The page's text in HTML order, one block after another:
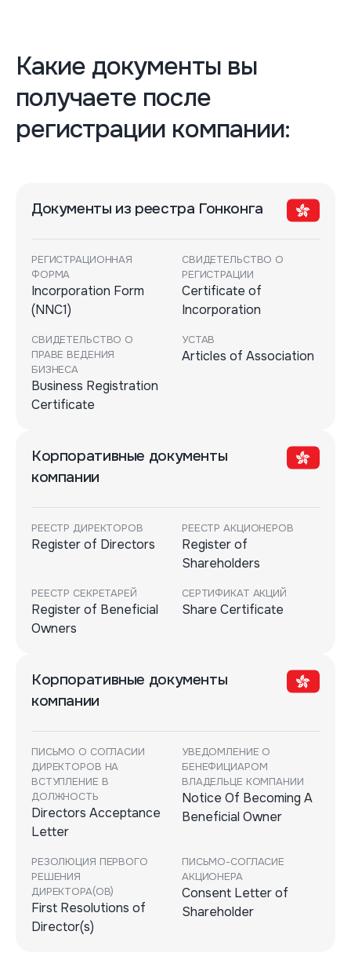
Какие документы вы
получаете после
регистрации компании:
Документы из реестра Гонконга
РЕГИСТРАЦИОННАЯ
ФОРМА
Incorporation Form
(NNC1)
СВИДЕТЕЛЬСТВО О
РЕГИСТРАЦИИ
Certificate of
Incorporation
СВИДЕТЕЛЬСТВО О
ПРАВЕ ВЕДЕНИЯ
БИЗНЕСА
Business Registration
Certificate
УСТАВ
Articles of Association
Корпоративные документы
компании
РЕЕСТР ДИРЕКТОРОВ
Register of Directors
РЕЕСТР АКЦИОНЕРОВ
Register of
Shareholders
РЕЕСТР СЕКРЕТАРЕЙ
Register of Beneficial
Owners
СЕРТИФИКАТ АКЦИЙ
Share Certificate
Корпоративные документы
компании
ПИСЬМО О СОГЛАСИИ
ДИРЕКТОРОВ НА
ВСТУПЛЕНИЕ В
ДОЛЖНОСТЬ
Directors Acceptance
Letter
УВЕДОМЛЕНИЕ О
БЕНЕФИЦИАРОМ
ВЛАДЕЛЬЦЕ КОМПАНИИ
Notice Of Becoming A
Beneficial Owner
РЕЗОЛЮЦИЯ ПЕРВОГО
РЕШЕНИЯ
ДИРЕКТОРА(ОВ)
First Resolutions of
Director(s)
ПИСЬМО-СОГЛАСИЕ
АКЦИОНЕРА
Consent Letter of
Shareholder